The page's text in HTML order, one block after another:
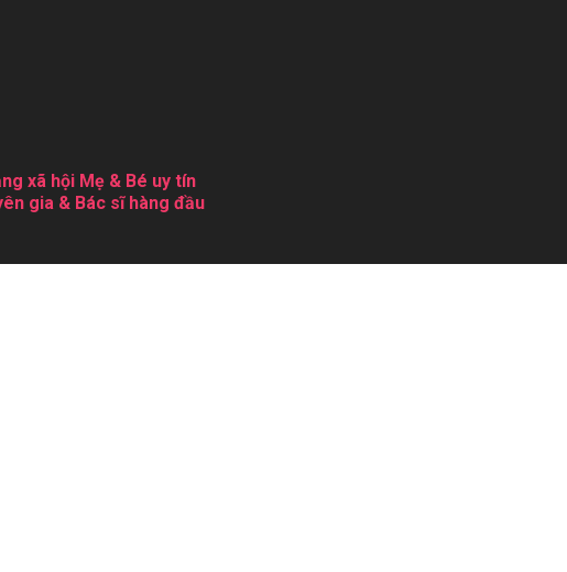
xã hội Mẹ & Bé uy tín
gia & Bác sĩ hàng đầu